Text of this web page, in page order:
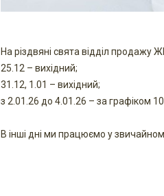
На різдвяні свята відділ продажу
25.12 – вихідний;
31.12, 1.01 – вихідний;
з 2.01.26 до 4.01.26 – за графіком
В інші дні ми працюємо у